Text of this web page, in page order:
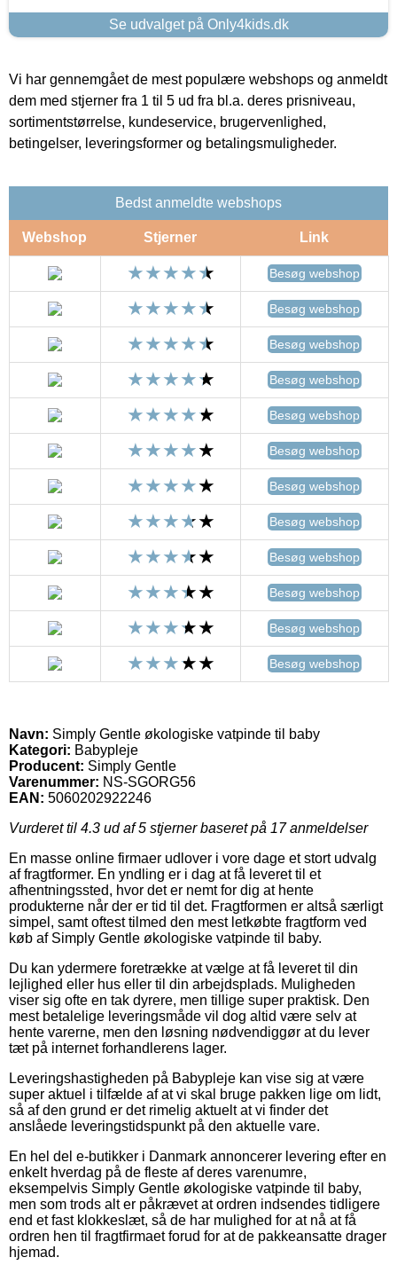
Se udvalget på Only4kids.dk
Vi har gennemgået de mest populære webshops og anmeldt
dem med stjerner fra 1 til 5 ud fra bl.a. deres prisniveau,
sortimentstørrelse, kundeservice, brugervenlighed,
betingelser, leveringsformer og betalingsmuligheder.
Bedst anmeldte webshops
Webshop Stjerner Link
Besøg webshop
Besøg webshop
Besøg webshop
Besøg webshop
Besøg webshop
Besøg webshop
Besøg webshop
Besøg webshop
Besøg webshop
Besøg webshop
Besøg webshop
Besøg webshop
Navn: Simply Gentle økologiske vatpinde til baby
Kategori: Babypleje
Producent: Simply Gentle
Varenummer: NS-SGORG56
EAN: 5060202922246
Vurderet til 4.3 ud af 5 stjerner baseret på 17anmeldelser
En masse online firmaer udlover i vore dage et stort udvalg
af fragtformer. En yndling er i dag at få leveret til et
afhentningssted, hvor det er nemt for dig at hente
produkterne når der er tid til det. Fragtformen er altså særligt
simpel, samt oftest tilmed den mest letkøbte fragtform ved
køb af Simply Gentle økologiske vatpinde til baby.
Du kan ydermere foretrække at vælge at få leveret til din
lejlighed eller hus eller til din arbejdsplads. Muligheden
viser sig ofte en tak dyrere, men tillige super praktisk. Den
mest betalelige leveringsmåde vil dog altid være selv at
hente varerne, men den løsning nødvendiggør at du lever
tæt på internet forhandlerens lager.
Leveringshastigheden på Babypleje kan vise sig at være
super aktuel i tilfælde af at vi skal bruge pakken lige om lidt,
så af den grund er det rimelig aktuelt at vi finder det
anslåede leveringstidspunkt på den aktuelle vare.
En hel del e-butikker i Danmark annoncerer levering efter en
enkelt hverdag på de fleste af deres varenumre,
eksempelvis Simply Gentle økologiske vatpinde til baby,
men som trods alt er påkrævet at ordren indsendes tidligere
end et fast klokkeslæt, så de har mulighed for at nå at få
ordren hen til fragtfirmaet forud for at de pakkeansatte drager
hjemad.